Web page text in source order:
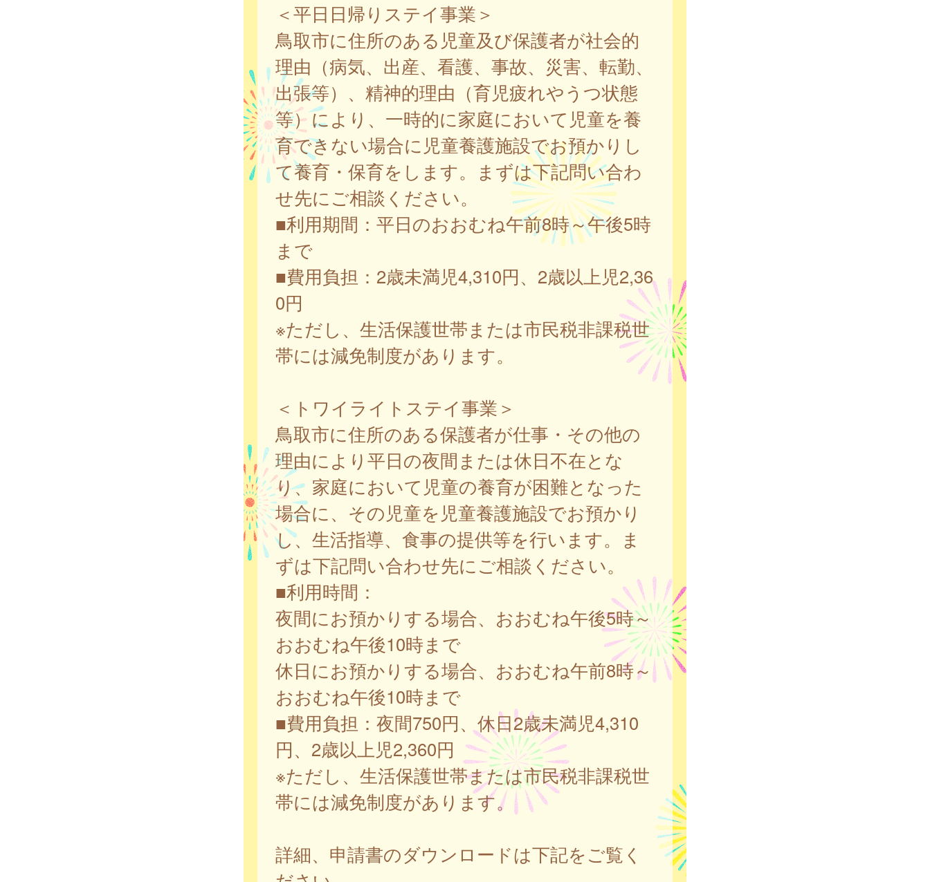
＜平日日帰りステイ事業＞
鳥取市に住所のある児童及び保護者が社会的
理由（病気、出産、看護、事故、災害、転勤、
出張等）、精神的理由（育児疲れやうつ状態
等）により、一時的に家庭において児童を養
育できない場合に児童養護施設でお預かりし
て養育・保育をします。まずは下記問い合わ
せ先にご相談ください。
■利用期間：平日のおおむね午前8時～午後5時
まで
■費用負担：2歳未満児4,310円、2歳以上児2,36
0円
※ただし、生活保護世帯または市民税非課税世
帯には減免制度があります。
＜トワイライトステイ事業＞
鳥取市に住所のある保護者が仕事・その他の
理由により平日の夜間または休日不在とな
り、家庭において児童の養育が困難となった
場合に、その児童を児童養護施設でお預かり
し、生活指導、食事の提供等を行います。ま
ずは下記問い合わせ先にご相談ください。
■利用時間：
夜間にお預かりする場合、おおむね午後5時～
おおむね午後10時まで
休日にお預かりする場合、おおむね午前8時～
おおむね午後10時まで
■費用負担：夜間750円、休日2歳未満児4,310
円、2歳以上児2,360円
※ただし、生活保護世帯または市民税非課税世
帯には減免制度があります。
詳細、申請書のダウンロードは下記をご覧く